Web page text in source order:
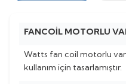
FANCOİL MOTORLU
Watts fan coil motorlu
kullanım için tasarlamıştır.